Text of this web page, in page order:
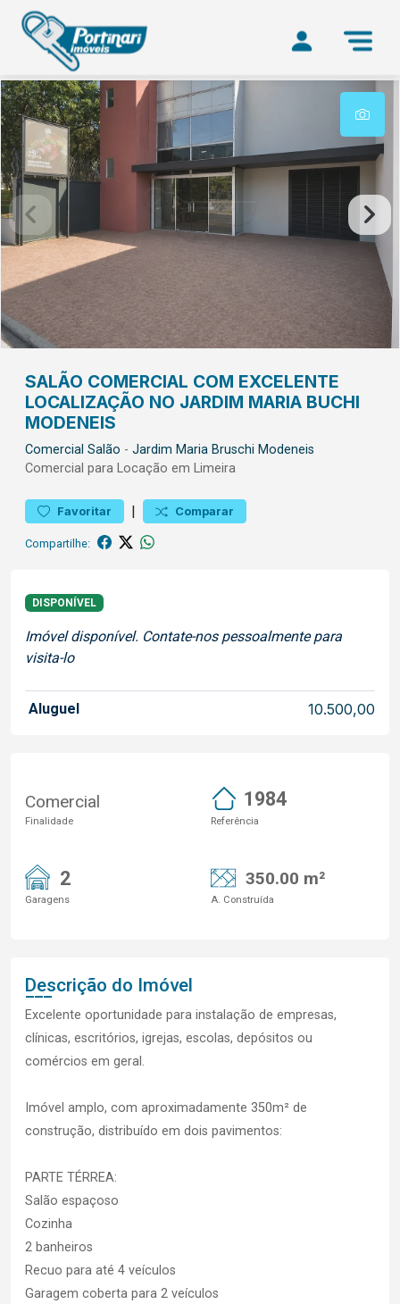
SALÃO COMERCIAL COM EXCELENTE
LOCALIZAÇÃO NO JARDIM MARIA BUCHI
MODENEIS
Comercial Salão - Jardim Maria Bruschi Modeneis
Comercial para Locação em Limeira
Favoritar | Comparar
Compartilhe:
DISPONÍVEL
Imóvel disponível. Contate-nos pessoalmente para
visita-lo
Aluguel 10.500,00
Comercial
Finalidade
1984
Referência
2
Garagens
350.00 m²
A. Construída
Descrição do Imóvel
Excelente oportunidade para instalação de empresas,
clínicas, escritórios, igrejas, escolas, depósitos ou
comércios em geral.
Imóvel amplo, com aproximadamente 350m² de
construção, distribuído em dois pavimentos:
PARTE TÉRREA:
Salão espaçoso
Cozinha
2 banheiros
Recuo para até 4 veículos
Garagem coberta para 2 veículos